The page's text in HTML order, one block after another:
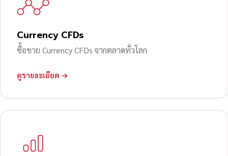
Currency CFDs
ซื้อขาย Currency CFDs จากตลาดทั่วโลก
ดูรายละเอียด →